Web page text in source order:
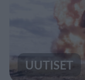
UUTISET